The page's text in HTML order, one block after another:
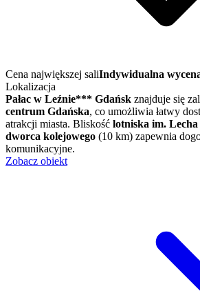
Cena największej saliIndywidualna
Lokalizacja
Pałac w Leźnie*** Gdańsk znajduje się
centrum Gdańska, co umożliwia łatwy
atrakcji miasta. Bliskość lotniska im. Lecha
dworca kolejowego (10 km) zapewnia
komunikacyjne.
Zobacz obiekt